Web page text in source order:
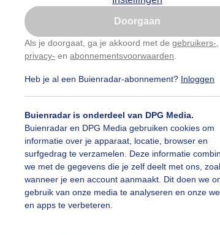
Doorgaan
Als je doorgaat, ga je akkoord met de gebruikers-
privacy- en abonnementsvoorwaarden
Heb je al een Buienradar-abonnement? Inloggen
Buienradar is onderdeel van DPG Media.
Buienradar en DPG Media gebruiken cookies om
informatie over je apparaat, locatie, browser en
surfgedrag te verzamelen. Deze informatie
we met de gegevens die je zelf deelt met ons,
wanneer je een account aanmaakt. Dit doen we
gebruik van onze media te analyseren en onze
en apps te verbeteren.
eendje in de Valle in Colijnsplaat
Nu niet, misschien later
Gebruik je Safari en wil je niet elke dag deze
Klikhierom dit aan te passen